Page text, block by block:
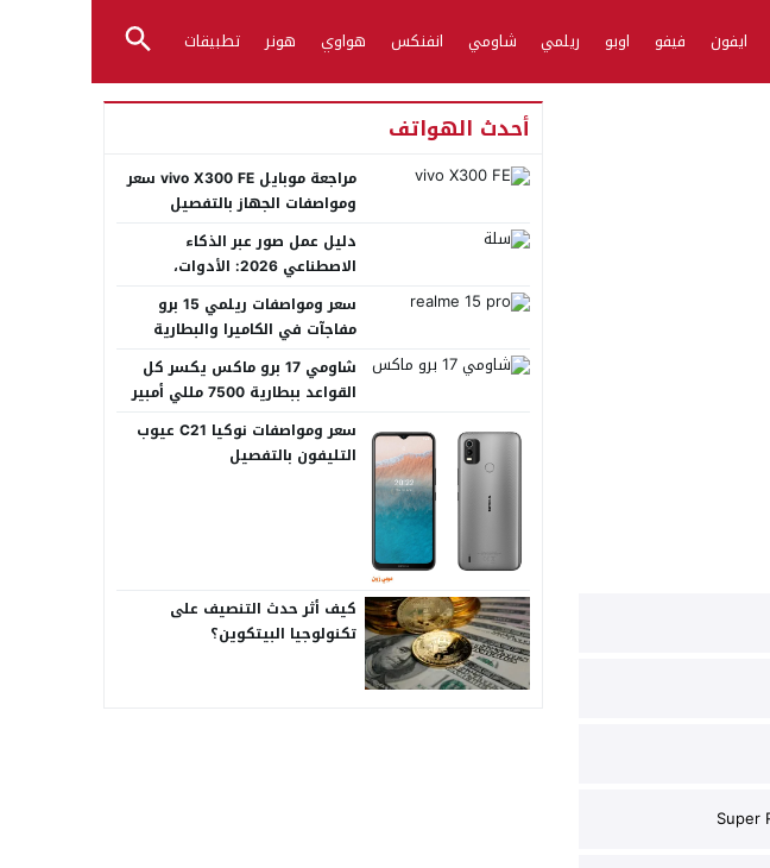
ايفون فيفو اوبو ريلمي شاومي انفنكس هواوي هونر تطبيقات
أحدث الهواتف
مراجعة موبايل vivo X300 FE سعر
ومواصفات الجهاز بالتفصيل
دليل عمل صور عبر الذكاء
الاصطناعي 2026: الأدوات،
سعر ومواصفات ريلمي 15 برو
مفاجآت في الكاميرا والبطارية
شاومي 17 برو ماكس يكسر كل
القواعد ببطارية 7500 مللي أمبير
سعر ومواصفات نوكيا C21 عيوب
التليفون بالتفصيل
كيف أثر حدث التنصيف على
تكنولوجيا البيتكوين؟